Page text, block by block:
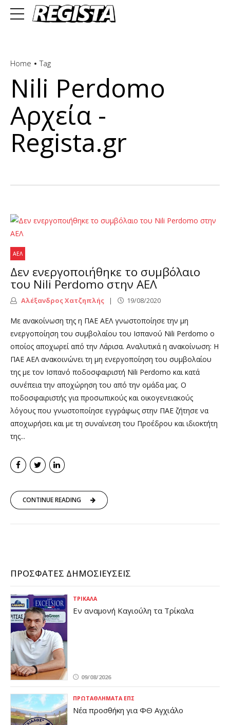
Home Tag
Nili Perdomo
Αρχεία -
Regista.gr
ΑΕΛ
Δεν ενεργοποιήθηκε το συμβόλαιο
του Nili Perdomo στην ΑΕΛ
Αλέξανδρος Χατζηπλής 19/08/2020
Με ανακοίνωση της η ΠΑΕ ΑΕΛ γνωστοποίησε την μη
ενεργοποίηση του συμβολαίου του Ισπανού Nili Perdomo ο
οποίος αποχωρεί από την Λάρισα. Αναλυτικά η ανακοίνωση: Η
ΠΑΕ ΑΕΛ ανακοινώνει τη μη ενεργοποίηση του συμβολαίου
της με τον Ισπανό ποδοσφαιριστή Nili Perdomo και κατά
συνέπεια την αποχώρηση του από την ομάδα μας. Ο
ποδοσφαιριστής για προσωπικούς και οικογενειακούς
λόγους που γνωστοποίησε εγγράφως στην ΠΑΕ ζήτησε να
αποχωρήσει και με τη συναίνεση του Προέδρου και ιδιοκτήτη
της...
CONTINUE READING
ΠΡΌΣΦΑΤΕΣ ΔΗΜΟΣΙΕΎΣΕΙΣ
ΤΡΊΚΑΛΑ
Εν αναμονή Καγιούλη τα Τρίκαλα
09/08/2026
ΠΡΩΤΑΘΛΉΜΑΤΑ ΕΠΣ
Νέα προσθήκη για ΦΘ Αγχιάλο